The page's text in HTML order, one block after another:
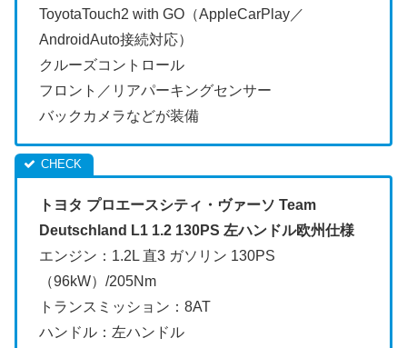
ToyotaTouch2 with GO（AppleCarPlay／
AndroidAuto接続対応）
クルーズコントロール
フロント／リアパーキングセンサー
バックカメラなどが装備
トヨタ プロエースシティ・ヴァーソ Team
Deutschland L1 1.2 130PS 左ハンドル欧州仕様
エンジン：1.2L 直3 ガソリン 130PS
（96kW）/205Nm
トランスミッション：8AT
ハンドル：左ハンドル